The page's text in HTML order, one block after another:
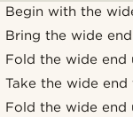
Begin with the
Bring the wide
Fold the wide end
Take the wide
Fold the wide end